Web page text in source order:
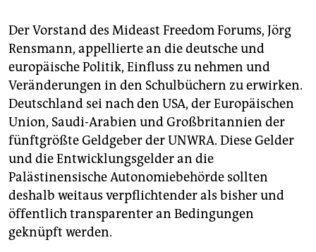
Der Vorstand des Mideast Freedom Forums, Jörg
Rensmann, appellierte an die deutsche und
europäische Politik, Einfluss zu nehmen und
Veränderungen in den Schulbüchern zu erwirken.
Deutschland sei nach den USA, der Europäischen
Union, Saudi-Arabien und Großbritannien der
fünftgrößte Geldgeber der UNWRA. Diese Gelder
und die Entwicklungsgelder an die
Palästinensische Autonomiebehörde sollten
deshalb weitaus verpflichtender als bisher und
öffentlich transparenter an Bedingungen
geknüpft werden.